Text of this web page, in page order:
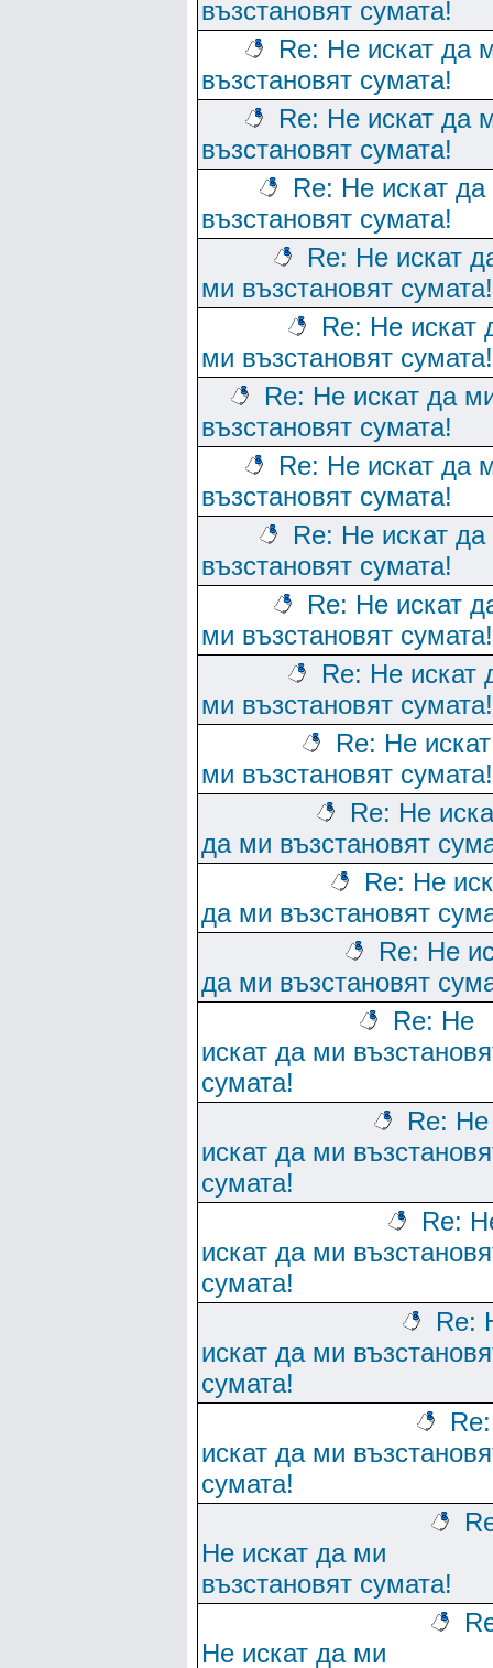
възстановят сумата!
Re: Не искат да
възстановят сумата!
Re: Не искат да
възстановят сумата!
Re: Не искат
възстановят сумата!
Re: Не искат
ми възстановят сумата!
Re: Не искат
ми възстановят сумата!
Re: Не искат да
възстановят сумата!
Re: Не искат да
възстановят сумата!
Re: Не искат
възстановят сумата!
Re: Не искат
ми възстановят сумата!
Re: Не искат
ми възстановят сумата!
Re: Не
ми възстановят сумата!
Re: Не
да ми възстановят
Re: Не
да ми възстановят
Re: Не
да ми възстановят
Re: Не
искат да ми
сумата!
Re: Не
искат да ми
сумата!
Re:
искат да ми
сумата!
Re:
искат да ми
сумата!
искат да ми
сумата!
Не искат да ми
възстановят сумата!
Не искат да ми